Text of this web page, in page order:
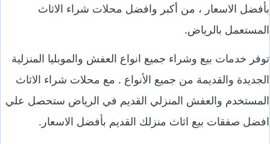
بأفضل الاسعار ، من أكبر وافضل محلات شراء الاثاث
المستعمل بالرياض.
توفر خدمات بيع وشراء جميع انواع العفش والموبليا المنزلية
الجديدة والقديمة من جميع الأنواع . مع محلات شراء الاثاث
المستخدم والعفش المنزلي القديم في الرياض ستحصل علي
افضل صفقات بيع اثاث منزلك القديم بأفضل الاسعار.